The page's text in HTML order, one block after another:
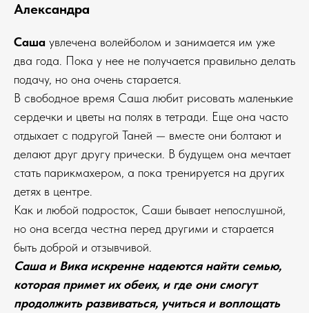
Александра
Саша увлечена волейболом и занимается им уже
два года. Пока у нее не получается правильно делать
подачу, но она очень старается.
В свободное время Саша любит рисовать маленькие
сердечки и цветы на полях в тетради. Еще она часто
отдыхает с подругой Таней — вместе они болтают и
делают друг другу прически. В будущем она мечтает
стать парикмахером, а пока тренируется на других
детях в центре.
Как и любой подросток, Саши бывает непослушной,
но она всегда честна перед другими и старается
быть доброй и отзывчивой.
Саша и Вика искренне надеются найти семью,
которая примет их обеих, и где они смогут
продолжить развиваться, учиться и воплощать